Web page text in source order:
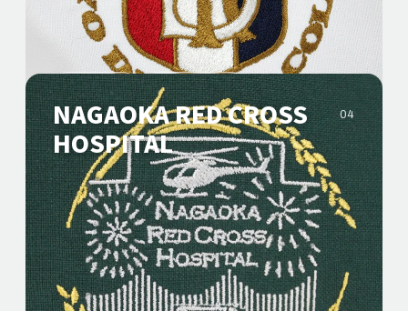
エンブレム オリジナルロゴ
NAGAOKA RED CROSS
HOSPITAL
04